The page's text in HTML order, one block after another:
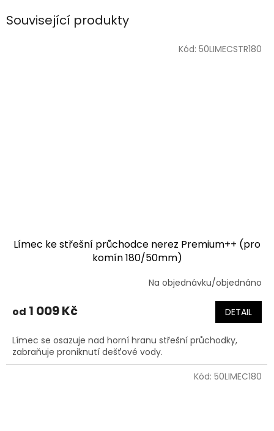
Související produkty
Límec ke střešní průchodce nerez Premium++ (pro
komín 180/50mm)
Na objednávku/objednáno
od 1 009 Kč DETAIL
Límec se osazuje nad horní hranu střešní průchodky,
zabraňuje proniknutí dešťové vody.
Kód: 50LIMECSTR180
Kód: 50LIMEC180